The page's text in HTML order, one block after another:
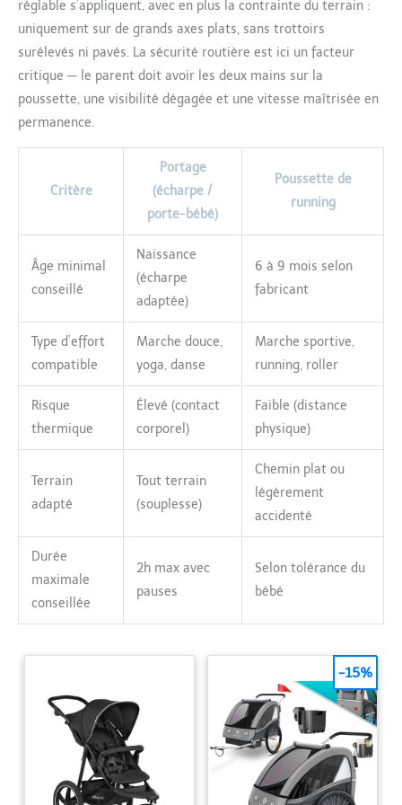
réglable s’appliquent, avec en plus la contrainte du terrain :
uniquement sur de grands axes plats, sans trottoirs
surélevés ni pavés. La sécurité routière est ici un facteur
critique — le parent doit avoir les deux mains sur la
poussette, une visibilité dégagée et une vitesse maîtrisée en
permanence.
Critère
Portage
(écharpe /
porte-bébé)
Poussette de
running
Âge minimal
conseillé
Naissance
(écharpe
adaptée)
6 à 9 mois selon
fabricant
Type d’effort
compatible
Marche douce,
yoga, danse
Marche sportive,
running, roller
Risque
thermique
Élevé (contact
corporel)
Faible (distance
physique)
Terrain
adapté
Tout terrain
(souplesse)
Chemin plat ou
légèrement
accidenté
Durée
maximale
conseillée
2h max avec
pauses
Selon tolérance du
bébé
-15%